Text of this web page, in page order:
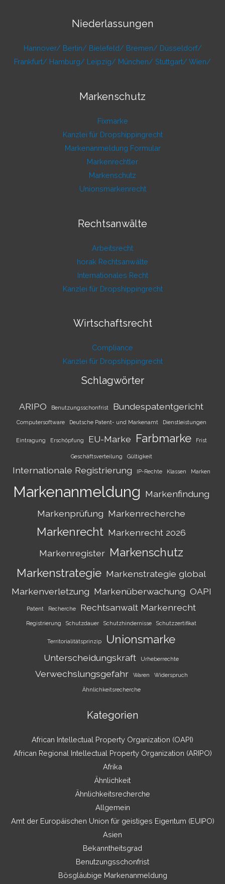
Niederlassungen
Hannover/ Berlin/ Bielefeld/ Bremen/ Düsseldorf/
Frankfurt/ Hamburg/ Leipzig/ München/ Stuttgart/ Wien/
Markenschutz
Fixmarke
Kanzlei für Dropshippingrecht
Markenanmeldung Formular
Markenrechtler
Markenschutz
Unionsmarkenrecht
Rechtsanwälte
Arbeitsrecht
horak Rechtsanwälte
Internationales Recht
Kanzlei für Dropshippingrecht
Wirtschaftsrecht
Compliance
Kanzlei für Dropshippingrecht
Schlagwörter
ARIPO Benutzungsschonfrist Bundespatentgericht
Computersoftware Deutsche Patent- und Markenamt Dienstleistungen
Eintragung Erschöpfung EU-Marke Farbmarke Frist
Geschäftsverteilung Gültigkeit
Internationale Registrierung IP-Rechte Klassen Marken
Markenanmeldung Markenfindung
Markenprüfung Markenrecherche
Markenrecht Markenrecht 2026
Markenregister Markenschutz
Markenstrategie Markenstrategie global
Markenverletzung Markenüberwachung OAPI
Patent Recherche Rechtsanwalt Markenrecht
Registrierung Schutzdauer Schutzhindernisse Schutzzertifikat
Territorialitätsprinzip Unionsmarke
Unterscheidungskraft Urheberrechte
Verwechslungsgefahr Waren Widerspruch
Ähnlichkeitsrecherche
Kategorien
African Intellectual Property Organization (OAPI)
African Regional Intellectual Property Organization (ARIPO)
Afrika
Ähnlichkeit
Ähnlichkeitsrecherche
Allgemein
Amt der Europäischen Union für geistiges Eigentum (EUIPO)
Asien
Bekanntheitsgrad
Benutzungsschonfrist
Bösgläubige Markenanmeldung